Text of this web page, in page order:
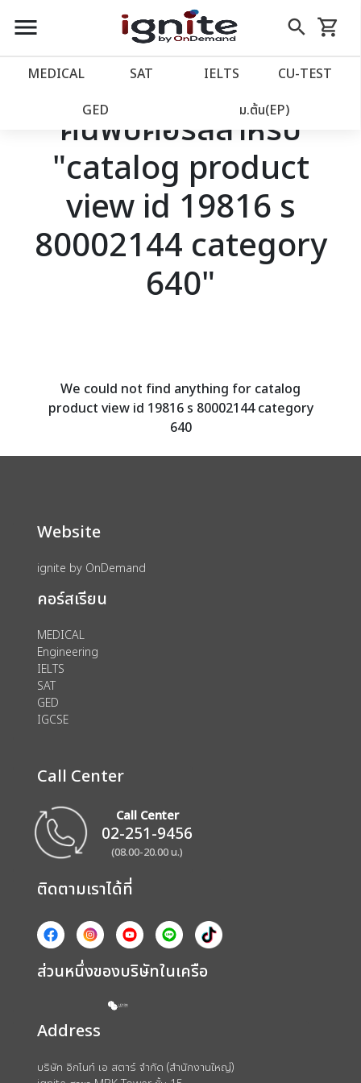
close
account_balance หน้าแรก
เว็บไซต์อิกไนท์
โปรโมชั่น
วางแผนการเรียน
account_circle เข้าสู่ระบบ
menu search
Skip
to
shopping_cart
รถเข็น
MEDICAL SAT IELTS CU‑TEST
GED ม.ต้น(EP)
ค้นพบคอร์สสำหรับ
"catalog product
view id 19816 s
80002144 category
640"
We could not find anything for catalog
product view id 19816 s 80002144 category
640
Website
ignite by OnDemand
คอร์สเรียน
MEDICAL
Engineering
IELTS
SAT
GED
IGCSE
Call Center
Call Center
02-251-9456
(08.00-20.00 น.)
ติดตามเราได้ที่
ส่วนหนึ่งของบริษัทในเครือ
Address
บริษัท อิกไนท์ เอ สตาร์ จำกัด (สำนักงานใหญ่)